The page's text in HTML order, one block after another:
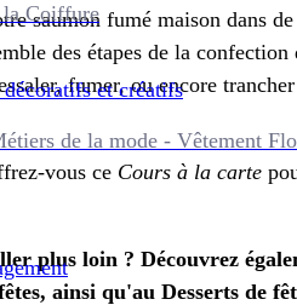
la Coiffure
et créatifs
de la mode - Vêtement
saumon fumé maison dans
des étapes de la
fumer, ou encore
vous ce Cours à la carte
plus loin ? Découvrez
ainsi qu'au Desserts de